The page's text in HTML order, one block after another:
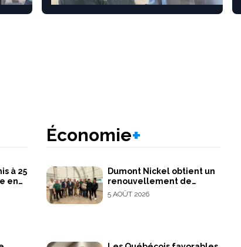
service à Belcourt
à 25
en
Économie+
Dumont Nickel obtient un
renouvellement de
décret pour cinq ans
5 AOÛT 2026